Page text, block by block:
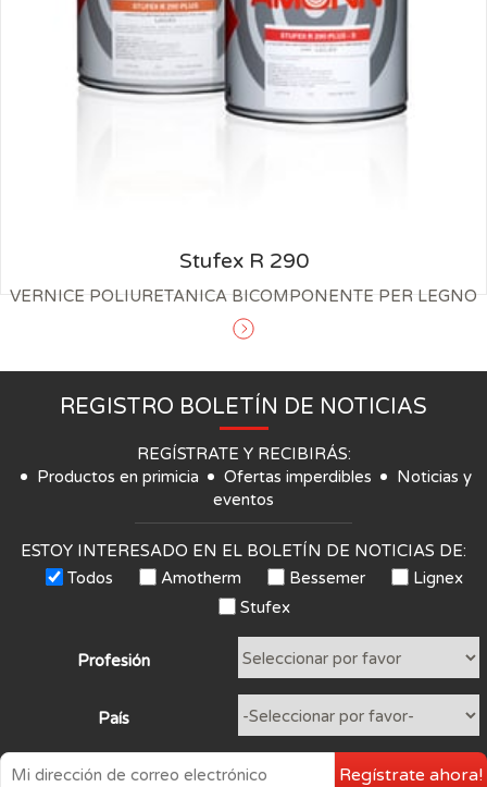
Stufex R 290
VERNICE POLIURETANICA BICOMPONENTE PER LEGNO
REGISTRO BOLETÍN DE NOTICIAS
REGÍSTRATE Y RECIBIRÁS:
Productos en primicia
Ofertas imperdibles
Noticias y
eventos
ESTOY INTERESADO EN EL BOLETÍN DE NOTICIAS DE:
Todos
Amotherm Bessemer
Lignex
Stufex
Profesión
País
Regístrate ahora!